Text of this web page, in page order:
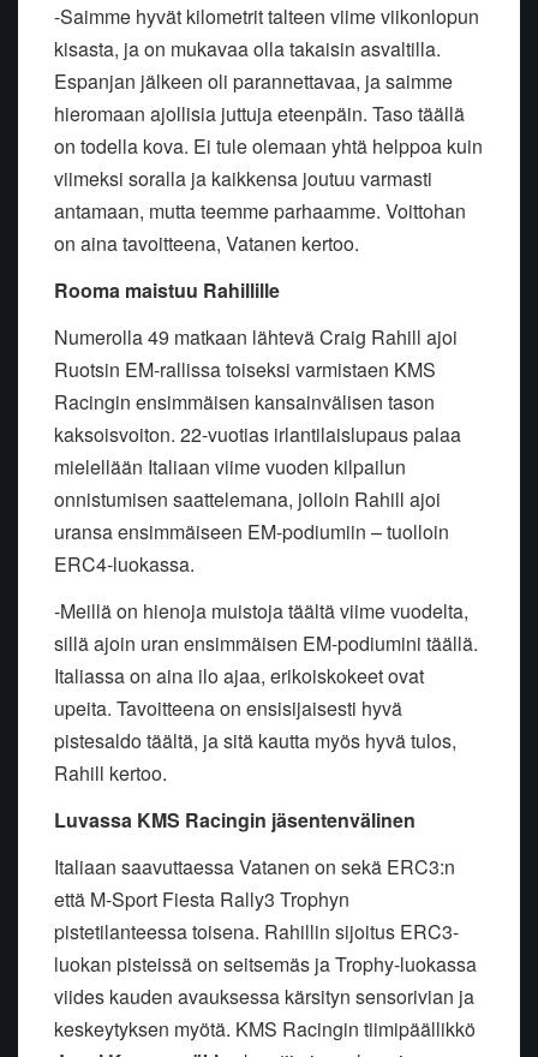
-Saimme hyvät kilometrit talteen viime viikonlopun
kisasta, ja on mukavaa olla takaisin asvaltilla.
Espanjan jälkeen oli parannettavaa, ja saimme
hieromaan ajollisia juttuja eteenpäin. Taso täällä
on todella kova. Ei tule olemaan yhtä helppoa kuin
viimeksi soralla ja kaikkensa joutuu varmasti
antamaan, mutta teemme parhaamme. Voittohan
on aina tavoitteena, Vatanen kertoo.
Rooma maistuu Rahillille
Numerolla 49 matkaan lähtevä Craig Rahill ajoi
Ruotsin EM-rallissa toiseksi varmistaen KMS
Racingin ensimmäisen kansainvälisen tason
kaksoisvoiton. 22-vuotias irlantilaislupaus palaa
mielellään Italiaan viime vuoden kilpailun
onnistumisen saattelemana, jolloin Rahill ajoi
uransa ensimmäiseen EM-podiumiin – tuolloin
ERC4-luokassa.
-Meillä on hienoja muistoja täältä viime vuodelta,
sillä ajoin uran ensimmäisen EM-podiumini täällä.
Italiassa on aina ilo ajaa, erikoiskokeet ovat
upeita. Tavoitteena on ensisijaisesti hyvä
pistesaldo täältä, ja sitä kautta myös hyvä tulos,
Rahill kertoo.
Luvassa KMS Racingin jäsentenvälinen
Italiaan saavuttaessa Vatanen on sekä ERC3:n
että M-Sport Fiesta Rally3 Trophyn
pistetilanteessa toisena. Rahillin sijoitus ERC3-
luokan pisteissä on seitsemäs ja Trophy-luokassa
viides kauden avauksessa kärsityn sensorivian ja
keskeytyksen myötä. KMS Racingin tiimipäällikkö